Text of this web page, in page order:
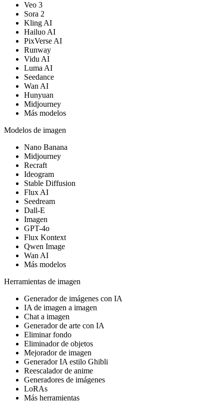
Veo 3
Sora 2
Kling AI
Hailuo AI
PixVerse AI
Runway
Vidu AI
Luma AI
Seedance
Wan AI
Hunyuan
Midjourney
Más modelos
Modelos de imagen
Nano Banana
Midjourney
Recraft
Ideogram
Stable Diffusion
Flux AI
Seedream
Dall-E
Imagen
GPT-4o
Flux Kontext
Qwen Image
Wan AI
Más modelos
Herramientas de imagen
Generador de imágenes con IA
IA de imagen a imagen
Chat a imagen
Generador de arte con IA
Eliminar fondo
Eliminador de objetos
Mejorador de imagen
Generador IA estilo Ghibli
Reescalador de anime
Generadores de imágenes
LoRAs
Más herramientas